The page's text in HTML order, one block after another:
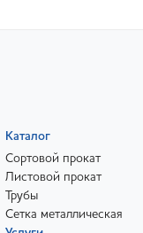
Каталог
Сортовой прокат
Листовой прокат
Трубы
Сетка металлическая